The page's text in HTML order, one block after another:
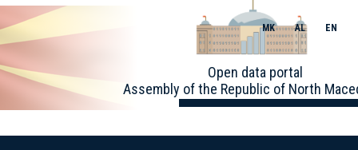
Open data portal
Assembly of the Republic of North
MK AL EN